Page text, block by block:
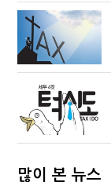
많이 본 뉴스